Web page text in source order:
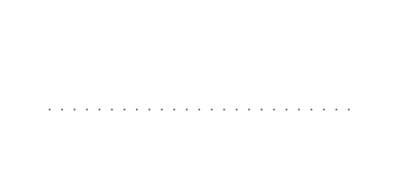
・・・・・・・・・・・・・・・・・・・・・・・・・